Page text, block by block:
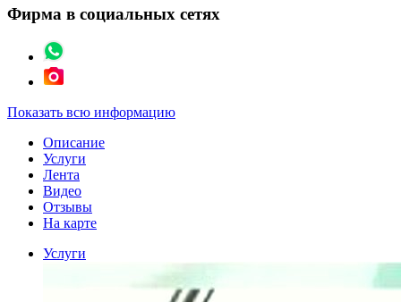
Фирма в социальных сетях
Показать всю информацию
Описание
Услуги
Лента
Видео
Отзывы
На карте
Услуги